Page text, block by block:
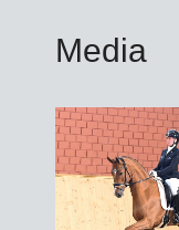
Media